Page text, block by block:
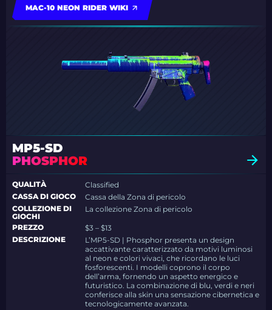
MAC-10 NEON RIDER WIKI
MP5-SD
PHOSPHOR
QUALITÀ
Classified
CASSA DI GIOCO
Cassa della Zona di pericolo
COLLEZIONE DI
GIOCHI
La collezione Zona di pericolo
PREZZO
$3 – $13
DESCRIZIONE
L’MP5-SD | Phosphor presenta un design
accattivante caratterizzato da motivi luminosi
al neon e colori vivaci, che ricordano le luci
fosforescenti. I modelli coprono il corpo
dell’arma, fornendo un aspetto energico e
futuristico. La combinazione di blu, verdi e neri
conferisce alla skin una sensazione cibernetica e
tecnologicamente avanzata.